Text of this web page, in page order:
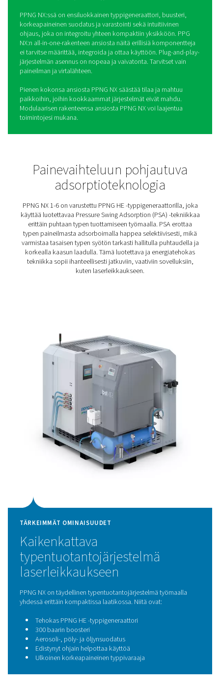
PPNG NX 1-6
typpijärjestelmä
laserleikkaukseen
PPNG NX1-6 on laserleikkaukseen suunniteltu
typentuotantojärjestelmä. Se tuottaa luotettavaa
paineella, puhtaudella ja korkealla kaasun laadulla
suojaamiseksi ja tasaisten tulosten varmistamiseksi
kilowattitasoilla. PPNG NX lisää nopeutta ja tarkkuutta
ohuiden kuin paksujenkin levyjen leikkaamiseen.
ei tarvitse määrittää, integroida ja ottaa käyttöön.
järjestelmän asennus on nopeaa ja vaivatonta. Tarvitset
paineilman ja virtalähteen.
Pienen kokonsa ansiosta PPNG NX säästää tilaa ja
paikkoihin, joihin kookkaammat järjestelmät eivät
Modulaarisen rakenteensa ansiosta PPNG NX voi
toimintojesi mukana.
PPNG NX 1-6 on varustettu PPNG HE -
käyttää luotettavaa Pressure Swing Adsorption (PSA) -
erittäin puhtaan typen tuottamiseen työmaalla. PSA
typen paineilmasta adsorboimalla happea
varmistaa tasaisen typen syötön tarkasti hallitulla
tekniikka sopii ihanteellisesti jatkuviin, vaativiin
kuten laserleikkaukseen.